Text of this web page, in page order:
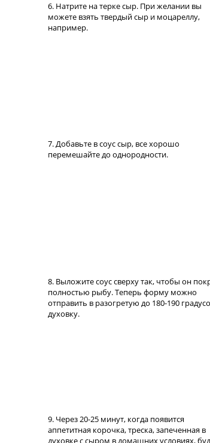
6. Натрите на терке сыр. При желании вы
можете взять твердый сыр и моцареллу,
например.
7. Добавьте в соус сыр, все хорошо
перемешайте до однородности.
8. Выложите соус сверху так, чтобы он
полностью рыбу. Теперь форму можно
отправить в разогретую до 180-190
духовку.
9. Через 20-25 минут, когда появится
аппетитная корочка, треска, запеченная в
духовке с сыром в домашних условиях,